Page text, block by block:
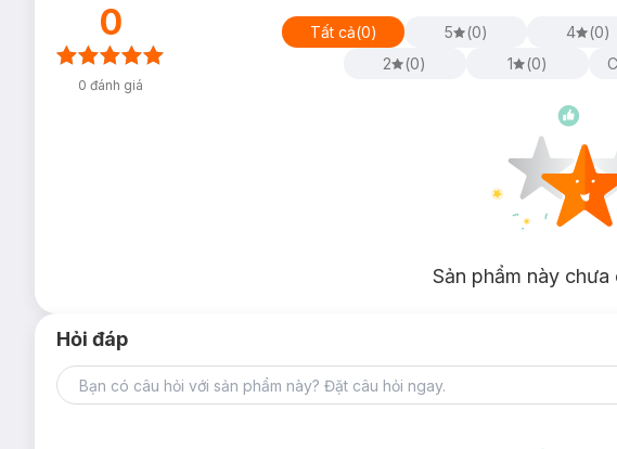
0
0 đánh giá
Tất cả(0) 5 (0) 4 (0)
2
(0) 1 (0)
Sản phẩm này chưa
Hỏi đáp